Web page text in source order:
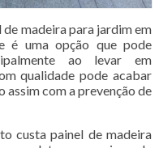
madeira para jardim em
é uma opção que pode
ao levar em
qualidade pode acabar
com a prevenção de
custa painel de madeira